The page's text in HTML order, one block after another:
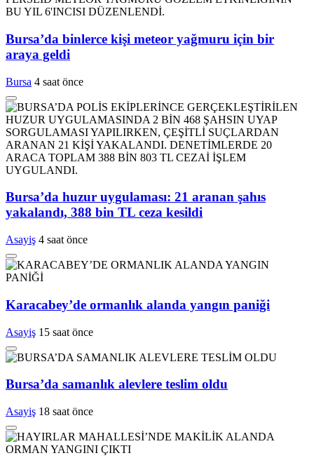
Bursa’da binlerce kişi meteor yağmuru için bir
araya geldi
Bursa 4 saat önce
Bursa’da huzur uygulaması: 21 aranan şahıs
yakalandı, 388 bin TL ceza kesildi
Asayiş 4 saat önce
Karacabey’de ormanlık alanda yangın paniği
Asayiş 15 saat önce
Bursa’da samanlık alevlere teslim oldu
Asayiş 18 saat önce